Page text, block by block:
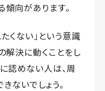
向があります。
くない」という意識
解決に動くことをし
認めない人は、周
ないでしょう。